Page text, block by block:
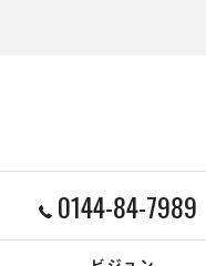
0144-84-7989